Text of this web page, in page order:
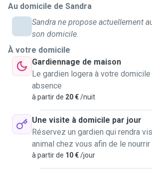
Au domicile de Sandra
Sandra ne propose actuellement
son domicile.
À votre domicile
Gardiennage de maison
Le gardien logera à votre
absence
à partir de 20 €/nuit
Une visite à domicile par jour
Réservez un gardien qui rendra
animal chez vous afin de le
à partir de 10 €/jour